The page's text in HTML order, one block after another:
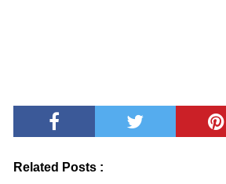
Related Posts :